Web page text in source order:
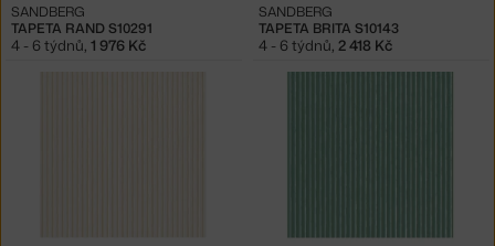
TAPETA RAND S10291
SANDBERG
4 - 6 týdnů, 1 976 Kč
TAPETA BRITA S10143
SANDBERG
4 - 6 týdnů, 2 418 Kč